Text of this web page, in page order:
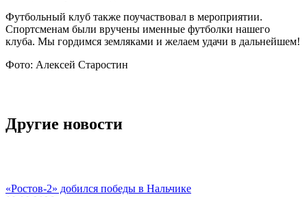
Футбольный клуб также поучаствовал в мероприятии.
Спортсменам были вручены именные футболки нашего
клуба. Мы гордимся земляками и желаем удачи в дальнейшем!
Фото: Алексей Старостин
Другие новости
«Ростов-2» добился победы в Нальчике